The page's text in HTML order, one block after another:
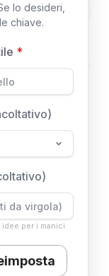
lo desideri,
chiave.
*
per i manici.